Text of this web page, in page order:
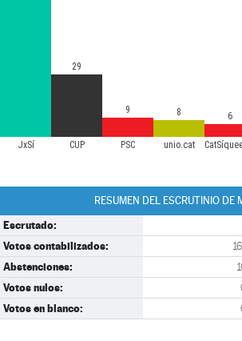
JxSí CUP PSC unio.cat
29
9 8 6
RESUMEN DEL ESCRUTINIO DE
Escrutado:
Votos contabilizados:
Abstenciones:
Votos nulos:
Votos en blanco: